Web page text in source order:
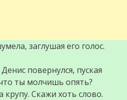
заглушая его голос.
повернулся, пуская
ты молчишь опять?
Скажи хоть слово.